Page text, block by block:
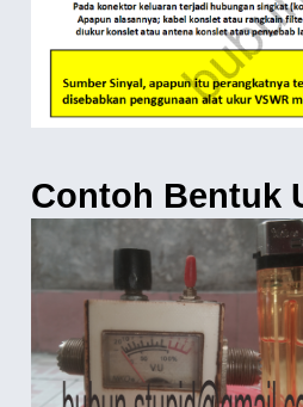
Contoh Bentuk